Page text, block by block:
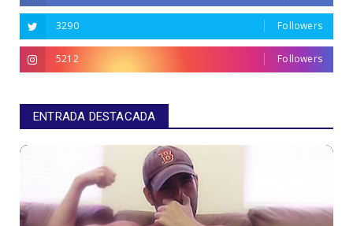
3290 Followers
5212 Followers
ENTRADA DESTACADA